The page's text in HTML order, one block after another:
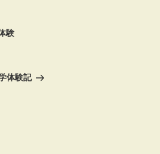
験
体験記